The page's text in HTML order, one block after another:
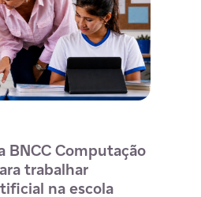
Computação
trabalhar
na escola